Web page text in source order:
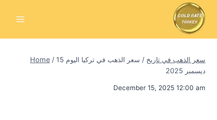
Home / سعر الذهب في تاريخ /
سعر الذهب في تركيا اليوم 15
ديسمبر 2025
December 15, 2025 12:00 am